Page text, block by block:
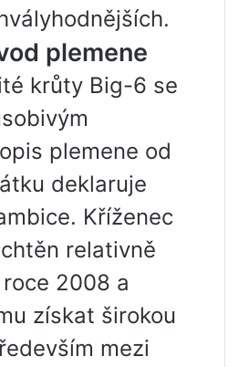
plemene
krůty Big-6 se
plemene od
deklaruje
Kříženec
relativně
2008 a
získat širokou
mezi